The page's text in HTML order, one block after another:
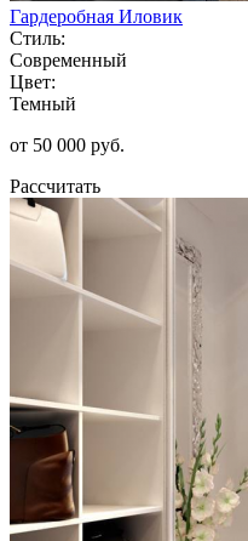
Гардеробная Иловик
Стиль:
Современный
Цвет:
Темный
от 50 000 руб.
Рассчитать